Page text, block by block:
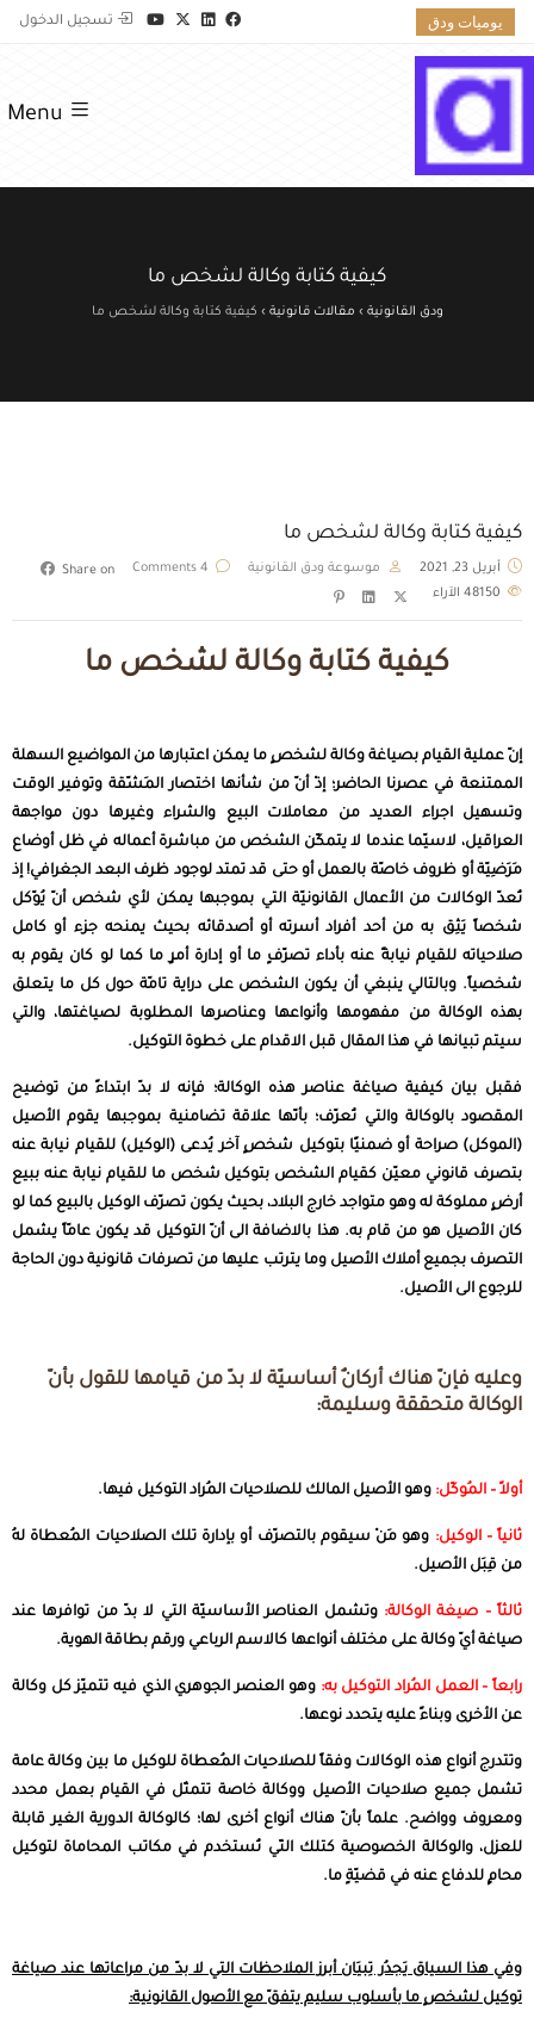
يوميات ودق تسجيل الدخول
Menu
كيفية كتابة وكالة لشخص ما
ودق القانونية › مقالات قانونية › كيفية كتابة وكالة لشخص ما
كيفية كتابة وكالة لشخص ما
أبريل 23, 2021 موسوعة ودق القانونية
4 Comments
الآراء
Share on
كيفية كتابة وكالة لشخص ما
إنّ عملية القيام بصياغة وكالة لشخصٍ ما يمكن اعتبارها من المواضيع السهلة
الممتنعة في عصرنا الحاضر؛ إذْ أنّ من شأنها اختصار المَشّقة وتوفير الوقت
وتسهيل اجراء العديد من معاملات البيع والشراء وغيرها دون مواجهة
العراقيل، لاسيّما عندما لا يتمكّن الشخص من مباشرة أعماله في ظل أوضاع
مَرَضِيّة أو ظروف خاصّة بالعمل أو حتى قد تمتد لوجود ظرف البعد الجغرافي! إذ
تُعدّ الوكالات من الأعمال القانونيّة التي بموجبها يمكن لأي شخص أنّ يُوّكل
شخصاً يَثِق به من أحد أفراد أسرته أو أصدقائه بحيث يمنحه جزء أو كامل
صلاحياته للقيام نيابةً عنه بأداء تصرّفٍ ما أو إدارة أمرٍ ما كما لو كان يقوم به
شخصياً. وبالتالي ينبغي أن يكون الشخص على دراية تامّة حول كل ما يتعلق
بهذه الوكالة من مفهومها وأنواعها وعناصرها المطلوبة لصياغتها، والتي
سيتم تبيانها في هذا المقال قبل الاقدام على خطوة التوكيل.
فقبل بيان كيفية صياغة عناصر هذه الوكالة؛ فإنه لا بدّ ابتداءً من توضيح
المقصود بالوكالة والتي تُعرّف؛ بأنّها علاقة تضامنية بموجبها يقوم الأصيل
(الموكل) صراحة أو ضمنيًابتوكيل شخصٍ آخر يُدعى (الوكيل) للقيام نيابة عنه
بتصرف قانوني معيّن كقيام الشخص بتوكيل شخص ما للقيام نيابة عنه ببيع
أرضٍ مملوكة له وهو متواجد خارج البلاد، بحيث يكون تصرّف الوكيل بالبيع كما لو
كان الأصيل هو من قام به. هذا بالاضافة الى أنّ التوكيل قد يكون عامّاً يشمل
التصرف بجميع أملاك الأصيل وما يترتب عليها من تصرفات قانونية دون الحاجة
للرجوع الى الأصيل.
وعليه فإنّ هناك أركانٌ أساسيّة لا بدّ من قيامها للقول بأنّ
الوكالة متحققة وسليمة:
أولاً – المُوكّل: وهو الأصيل المالك للصلاحيات المُراد التوكيل فيها.
ثانياً – الوكيل: وهو مَنْ سيقوم بالتصرّف أو بإدارة تلك الصلاحيات المُعطاة لهُ
من قِبَل الأصيل.
ثالثاً – صيغة الوكالة: وتشمل العناصر الأساسيّة التي لا بدّ من توافرها عند
صياغة أيّ وكالة على مختلف أنواعها كالاسم الرباعي ورقم بطاقة الهوية.
رابعاً – العمل المُراد التوكيل به: وهو العنصر الجوهري الذي فيه تتميّز كل وكالة
عن الأخرى وبناءً عليه يتحدد نوعها.
وتتدرج أنواع هذه الوكالات وفقاً للصلاحيات المُعطاة للوكيل ما بين وكالة عامة
تشمل جميع صلاحيات الأصيل ووكالة خاصة تتمثّل في القيام بعمل محدد
ومعروف وواضح. علماً بأنّ هناك أنواع أخرى لها؛ كالوكالة الدورية الغير قابلة
للعزل، والوكالة الخصوصية كتلك التّي تُستخدم في مكاتب المحاماة لتوكيل
محامٍ للدفاع عنه في قضيّةٍ ما.
وفي هذا السياق يَجدُر تِبيَان أبرز الملاحظات التي لا بدّ من مراعاتها عند صياغة
توكيل لشخصٍ ما بأسلوب سليم يتفقّ مع الأصول القانونية: